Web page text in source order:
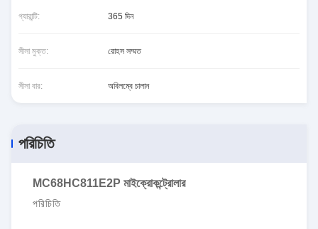
গ্যারান্টি: 365 দিন
সীসা মুক্ত: রোহস সম্মত
সীসা বার: অবিলম্বে চালান
পরিচিতি
MC68HC811E2P মাইক্রোকন্ট্রোলার
পরিচিতি